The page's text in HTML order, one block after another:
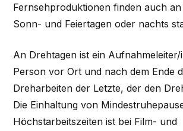
Fernsehproduktionen finden auch
Sonn- und Feiertagen oder nachts
An Drehtagen ist ein Aufnahmeleiter/
Person vor Ort und nach dem Ende
Dreharbeiten der Letzte, der den
Die Einhaltung von
Höchstarbeitszeiten ist bei Film- und